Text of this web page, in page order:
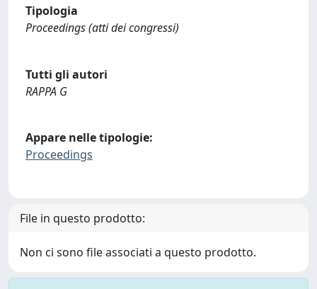
Tipologia
Proceedings (atti dei congressi)
Tutti gli autori
RAPPA G
Appare nelle tipologie:
Proceedings
File in questo prodotto:
Non ci sono file associati a questo prodotto.